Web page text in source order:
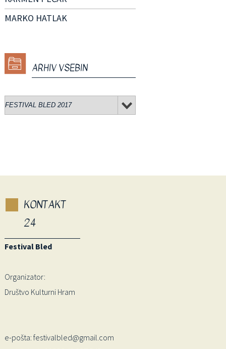
MARKO HATLAK
ARHIV VSEBIN
KONTAKT
24
Festival Bled
Organizator:
Društvo Kulturni Hram
e-pošta: festivalbled@gmail.com